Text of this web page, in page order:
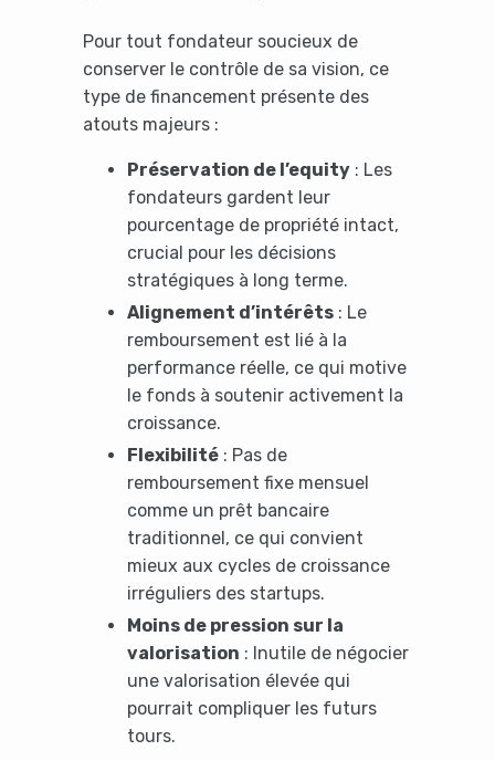
Pour tout fondateur soucieux de
conserver le contrôle de sa vision, ce
type de financement présente des
atouts majeurs :
Préservation de l’equity: Les
fondateurs gardent leur
pourcentage de propriété intact,
crucial pour les décisions
stratégiques à long terme.
Alignement d’intérêts: Le
remboursement est lié à la
performance réelle, ce qui motive
le fonds à soutenir activement la
croissance.
Flexibilité: Pas de
remboursement fixe mensuel
comme un prêt bancaire
traditionnel, ce qui convient
mieux aux cycles de croissance
irréguliers des startups.
Moins de pression sur la
valorisation : Inutile de négocier
une valorisation élevée qui
pourrait compliquer les futurs
tours.